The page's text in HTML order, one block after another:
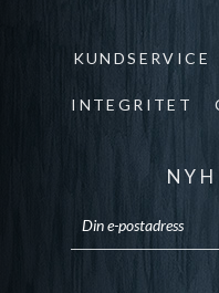
KUNDSERVICE
INTEGRITET